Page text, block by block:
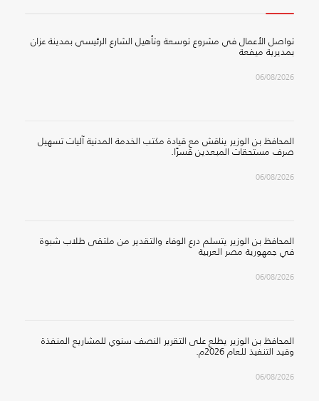
تواصل الأعمال في مشروع توسعة وتأهيل الشارع الرئيسي بمدينة عزان
بمديرية ميفعة
06/08/2026
المحافظ بن الوزير يناقش مع قيادة مكتب الخدمة المدنية آليات تسهيل
صرف مستحقات المبعدين قسرًا.
06/08/2026
المحافظ بن الوزير يتسلم درع الوفاء والتقدير من ملتقى طلاب شبوة
في جمهورية مصر العربية
06/08/2026
المحافظ بن الوزير يطلع على التقرير النصف سنوي للمشاريع المنفذة
وقيد التنفيذ للعام 2026م.
06/08/2026